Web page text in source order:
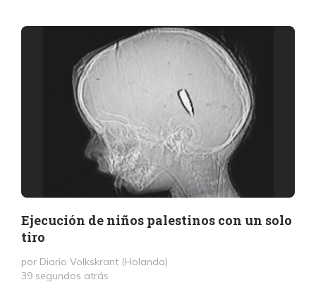
Ejecución de niños palestinos con un solo
tiro
por Diario Volkskrant (Holanda)
39 segundos atrás